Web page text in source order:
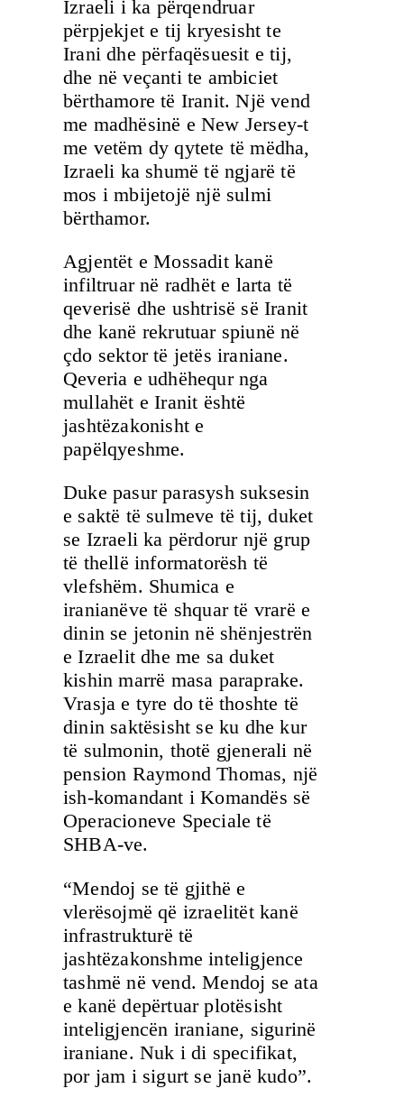
Izraeli i ka përqendruar
përpjekjet e tij kryesisht te
Irani dhe përfaqësuesit e tij,
dhe në veçanti te ambiciet
bërthamore të Iranit. Një vend
me madhësinë e New Jersey-t
me vetëm dy qytete të mëdha,
Izraeli ka shumë të ngjarë të
mos i mbijetojë një sulmi
bërthamor.
Agjentët e Mossadit kanë
infiltruar në radhët e larta të
qeverisë dhe ushtrisë së Iranit
dhe kanë rekrutuar spiunë në
çdo sektor të jetës iraniane.
Qeveria e udhëhequr nga
mullahët e Iranit është
jashtëzakonisht e
papëlqyeshme.
Duke pasur parasysh suksesin
e saktë të sulmeve të tij, duket
se Izraeli ka përdorur një grup
të thellë informatorësh të
vlefshëm. Shumica e
iranianëve të shquar të vrarë e
dinin se jetonin në shënjestrën
e Izraelit dhe me sa duket
kishin marrë masa paraprake.
Vrasja e tyre do të thoshte të
dinin saktësisht se ku dhe kur
të sulmonin, thotë gjenerali në
pension Raymond Thomas, një
ish-komandant i Komandës së
Operacioneve Speciale të
SHBA-ve.
“Mendoj se të gjithë e
vlerësojmë që izraelitët kanë
infrastrukturë të
jashtëzakonshme inteligjence
tashmë në vend. Mendoj se ata
e kanë depërtuar plotësisht
inteligjencën iraniane, sigurinë
iraniane. Nuk i di specifikat,
por jam i sigurt se janë kudo”.